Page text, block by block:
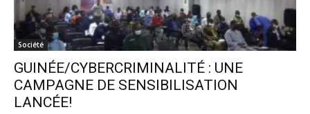
Société
GUINÉE/CYBERCRIMINALITÉ : UNE
CAMPAGNE DE SENSIBILISATION
LANCÉE!